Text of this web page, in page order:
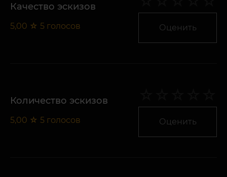
Качество эскизов
5,00 ☆ 5 голосов Оценить
Количество эскизов
5,00 ☆ 5 голосов Оценить